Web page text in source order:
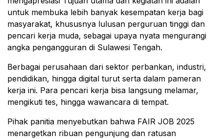
untuk membuka lebih banyak kesempatan kerja bagi
masyarakat, khususnya lulusan perguruan tinggi dan
pencari kerja muda, sebagai upaya nyata mengurangi
angka pengangguran di Sulawesi Tengah.
Berbagai perusahaan dari sektor perbankan, industri,
pendidikan, hingga digital turut serta dalam pameran
kerja ini. Para pencari kerja bisa langsung melamar,
mengikuti tes, hingga wawancara di tempat.
Pihak panitia menyebutkan bahwa FAIR JOB 2025
menargetkan ribuan pengunjung dan ratusan